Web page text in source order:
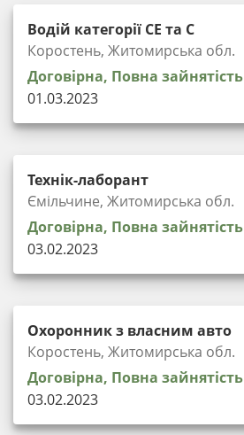
Водій категорії СЕ та С
Коростень, Житомирська обл.
Договірна, Повна зайнятість
01.03.2023
Технік-лаборант
Ємільчине, Житомирська обл.
Договірна, Повна зайнятість
03.02.2023
Охоронник з власним авто
Коростень, Житомирська обл.
Договірна, Повна зайнятість
03.02.2023